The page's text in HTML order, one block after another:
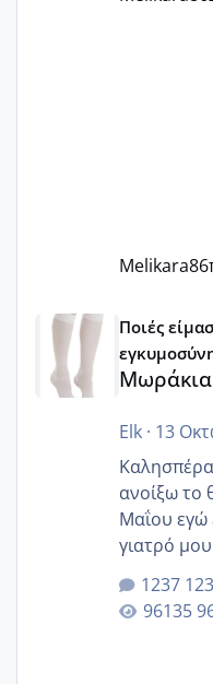
Melikara86
Μωράκια Μαΐου 2026
Ποιές
Elk· 13
Καλησπέρα
ανοίξω το
Μαΐου εγώ είμαι 9 εβδ σήμερα πήγα
γιατρό
κλείσω
καμιά